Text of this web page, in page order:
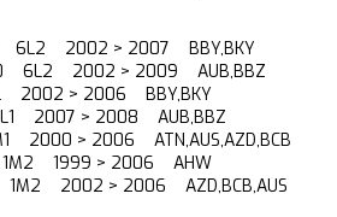
6L2 2002 > 2007 BBY,BKY
6L2 2002 > 2009 AUB,BBZ
2002 > 2006 BBY,BKY
2007 > 2008 AUB,BBZ
2000 > 2006 ATN,AUS,AZD,BCB
1M2 1999 > 2006 AHW
1M2 2002 > 2006 AZD,BCB,AUS